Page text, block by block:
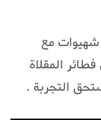
شهيوات مع
المقلاة
التجربة .